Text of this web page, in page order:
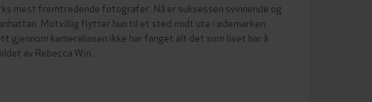
mest fremtredende fotografer. Nå er suksessen svinnende og
Motvillig flytter hun til et sted midt ute i ødemarken.
gjennom kameralinsen ikke har fanget alt det som livet har å
av Rebecca Win…